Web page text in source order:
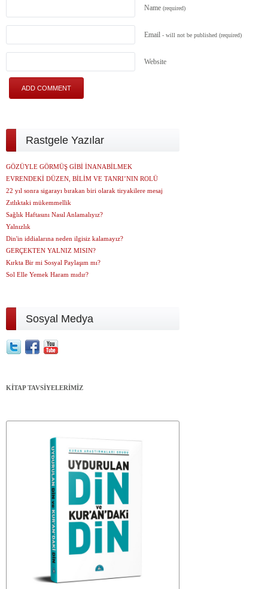
Name (required)
Email - will not be published (required)
Website
Rastgele Yazılar
GÖZÜYLE GÖRMÜŞ GİBİ İNANABİLMEK
EVRENDEKİ DÜZEN, BİLİM VE TANRI’NIN ROLÜ
22 yıl sonra sigarayı bırakan biri olarak tiryakilere mesaj
Zıtlıktaki mükemmellik
Sağlık Haftasını Nasıl Anlamalıyız?
Yalnızlık
Din'in iddialarına neden ilgisiz kalamayız?
GERÇEKTEN YALNIZ MISIN?
Kırkta Bir mi Sosyal Paylaşım mı?
Sol Elle Yemek Haram mıdır?
Sosyal Medya
KİTAP TAVSİYELERİMİZ